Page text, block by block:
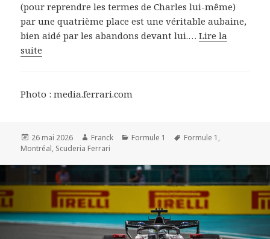
(pour reprendre les termes de Charles lui-même)
par une quatrième place est une véritable aubaine,
bien aidé par les abandons devant lui.…Lire la
suite
Photo : media.ferrari.com
Publié
le
26 mai 2026 Auteur
Franck Catégories
Formule 1
Mots-
Formule 1 ,
Montréal, Scuderia Ferrari